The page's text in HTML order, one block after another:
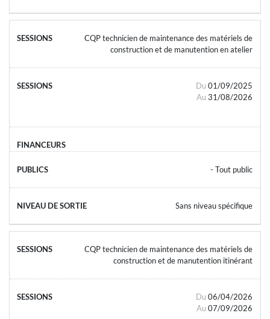
CQP technicien de maintenance des matériels de
construction et de manutention en atelier
Du 01/09/2025
Au 31/08/2026
- Tout public
Sans niveau spécifique
CQP technicien de maintenance des matériels de
construction et de manutention itinérant
Du 06/04/2026
Au 07/09/2026